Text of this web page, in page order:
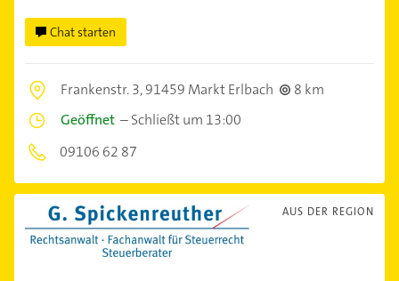
Chat starten
Frankenstr. 3,91459 Markt Erlbach
8 km
Geöffnet –Schließt um 13:00
09106 62 87
AUS DER REGION